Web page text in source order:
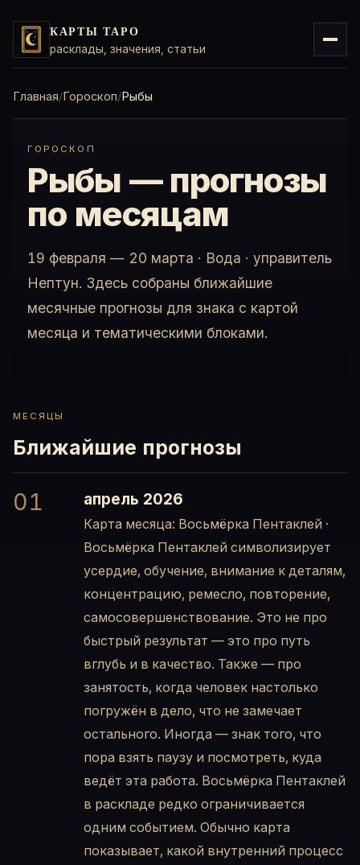
КАРТЫ ТАРО
расклады, значения, статьи
Главная Гороскоп Рыбы
ГОРОСКОП
Рыбы — прогнозы
по месяцам
19 февраля — 20 марта · Вода · управитель
Нептун. Здесь собраны ближайшие
месячные прогнозы для знака с картой
месяца и тематическими блоками.
МЕСЯЦЫ
Ближайшие прогнозы
01 апрель 2026
Карта месяца: Восьмёрка Пентаклей ·
Восьмёрка Пентаклей символизирует
усердие, обучение, внимание к деталям,
концентрацию, ремесло, повторение,
самосовершенствование. Это не про
быстрый результат — это про путь
вглубь и в качество. Также — про
занятость, когда человек настолько
погружён в дело, что не замечает
остального. Иногда — знак того, что
пора взять паузу и посмотреть, куда
ведёт эта работа. Восьмёрка Пентаклей
в раскладе редко ограничивается
одним событием. Обычно карта
показывает, какой внутренний процесс